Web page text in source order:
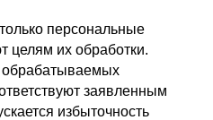
персональные
целям их обработки.
заявленным
избыточность